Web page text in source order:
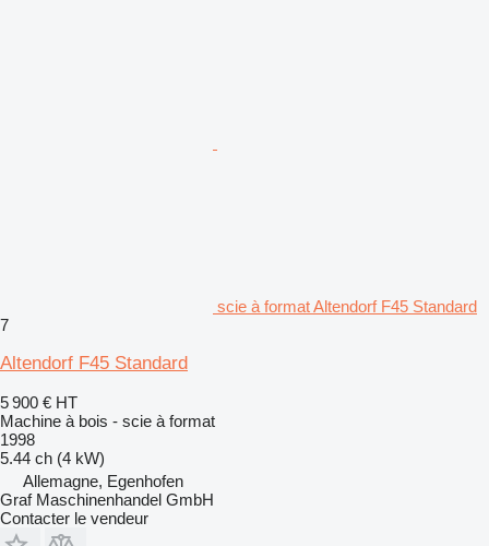
scie à format Altendorf F45 Standard
7
Altendorf F45 Standard
5 900 € HT
Machine à bois - scie à format
1998
5.44 ch (4 kW)
Allemagne, Egenhofen
Graf Maschinenhandel GmbH
Contacter le vendeur